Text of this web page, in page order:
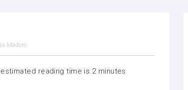
Maduro
reading time is 2 minutes